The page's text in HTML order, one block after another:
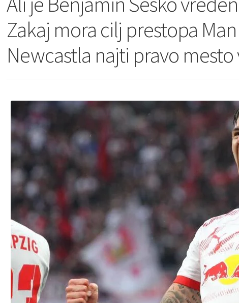
Zakaj mora cilj prestopa
Newcastla najti pravo